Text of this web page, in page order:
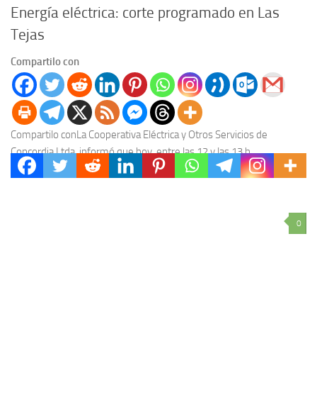
Energía eléctrica: corte programado en Las
Tejas
Compartilo con
Compartilo conLa Cooperativa Eléctrica y Otros Servicios de
Concordia Ltda. informó que hoy, entre las 12 y las 13 h,
aproximadamente, se producirá un corte...
0